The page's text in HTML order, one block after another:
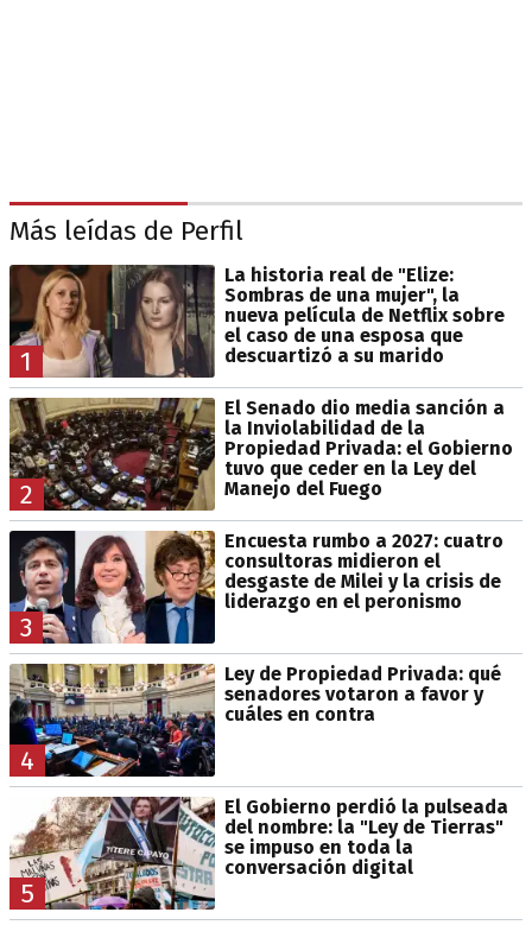
Más leídas de Perfil
1
La historia real de "Elize:
Sombras de una mujer", la
nueva película de Netflix sobre
el caso de una esposa que
descuartizó a su marido
2
El Senado dio media sanción a
la Inviolabilidad de la
Propiedad Privada: el Gobierno
tuvo que ceder en la Ley del
Manejo del Fuego
3
Encuesta rumbo a 2027: cuatro
consultoras midieron el
desgaste de Milei y la crisis de
liderazgo en el peronismo
4
Ley de Propiedad Privada: qué
senadores votaron a favor y
cuáles en contra
5
El Gobierno perdió la pulseada
del nombre: la "Ley de Tierras"
se impuso en toda la
conversación digital